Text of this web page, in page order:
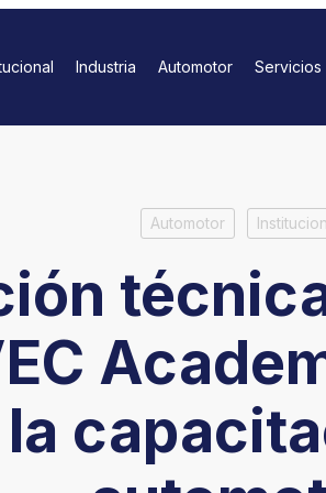
Industria Automotor Servicios
Automotor